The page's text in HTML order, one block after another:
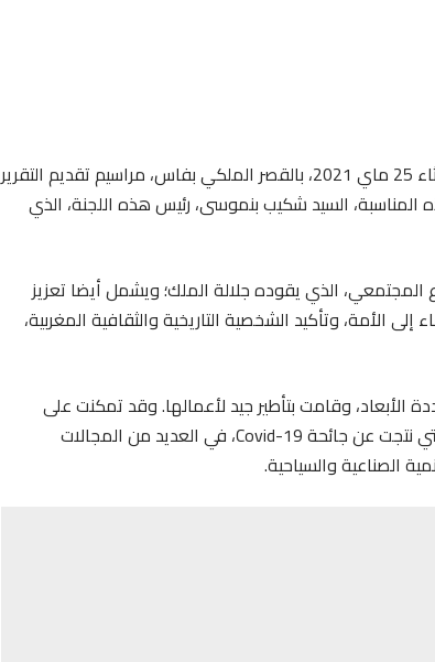
ترأس صاحب الجلالة الملك محمد السادس، نصره الله، يومه الثلاثاء 25 ماي 2021، بالقصر الملكي بفاس، مراسيم تقديم التقرير
المناسبة، السيد شكيب بنموسى، رئيس هذه اللجنة، الذي
الذي يقوده جلالة الملك؛ ويشمل أيضا تعزيز
إلى الأمة، وتأكيد الشخصية التاريخية والثقافية المغربية،
الأبعاد، وقامت بتأطير جيد لأعمالها. وقد تمكنت على
الخصوص، من استكشاف وتدارس التحديات والتغييرات الجديدة التي نتجت عن جائحة Covid-19، في العديد من المجالات
الصناعية والسياحية.